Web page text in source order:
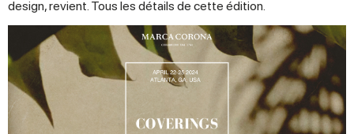
design, revient. Tous les détails de cette édition.